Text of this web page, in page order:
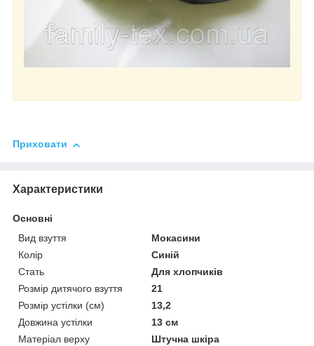
Приховати
Характеристики
Основні
Вид взуття
Мокасини
Колір
Синій
Стать
Для хлопчиків
Розмір дитячого взуття
21
Розмір устілки (см)
13,2
Довжина устілки
13 см
Матеріал верху
Штучна шкіра